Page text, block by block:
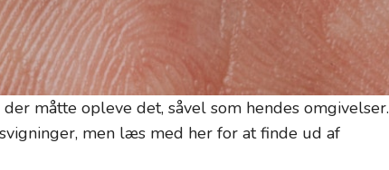
måtte opleve det, såvel som hendes omgivelser.
men læs med her for at finde ud af